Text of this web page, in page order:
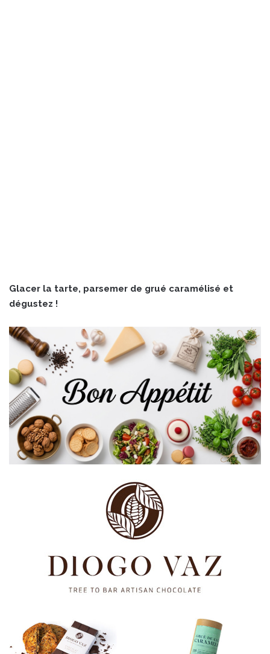
Glacer la tarte, parsemer de grué caramélisé et
dégustez !